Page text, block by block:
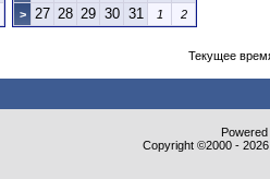
> 27 28 29 30 31 1 2
Текущее
Copyright ©2000 -